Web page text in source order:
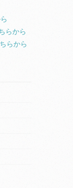
らから
らから